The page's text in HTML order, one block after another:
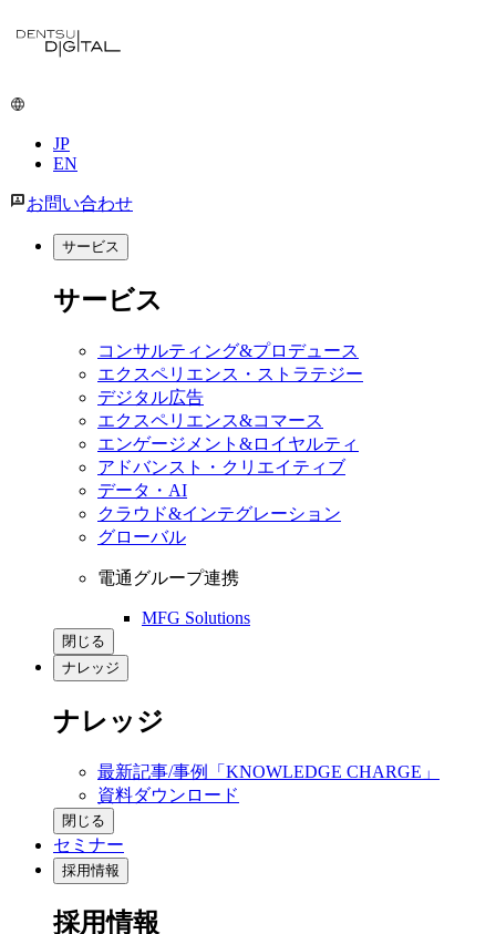
メ
コ
ツ
JP
EN
お問い合わせ
サービス
サービス
コンサルティング&プロデュース
エクスペリエンス・ストラテジー
デジタル広告
エクスペリエンス&コマース
エンゲージメント&ロイヤルティ
アドバンスト・クリエイティブ
データ・AI
クラウド&インテグレーション
グローバル
電通グループ連携
MFG Solutions
閉じる
ナレッジ
ナレッジ
最新記事/事例「KNOWLEDGE CHARGE」
資料ダウンロード
閉じる
セミナー
採用情報
採用情報